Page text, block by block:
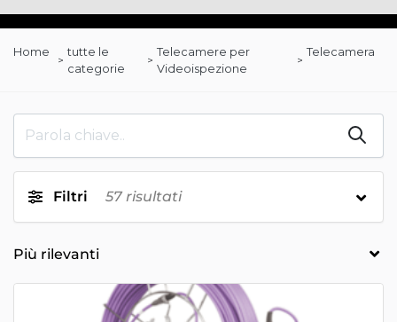
Home
tutte le
categorie
Telecamere per
Videoispezione
Telecamera
Filtri 57risultati